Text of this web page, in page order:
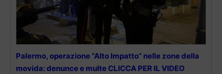
Palermo, operazione “Alto Impatto” nelle zone della
movida: denunce e multe CLICCA PER IL VIDEO